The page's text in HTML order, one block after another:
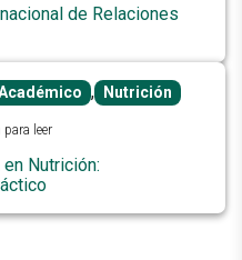
de Relaciones
, Nutrición
leer
Nutrición: